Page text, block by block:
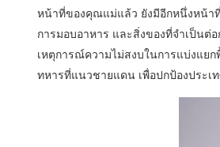
หน้าที่ของคุณแม่แล้ว ยังมีอีกหนึ่งหน้า
การมอบอาหาร และสิ่งของที่จำเป็นต่
เหตุการณ์ความไม่สงบในการแบ่งแย
ทหารที่แนวชายแดน เพื่อปกป้องประเ